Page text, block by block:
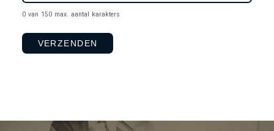
0 van 150 max. aantal karakters